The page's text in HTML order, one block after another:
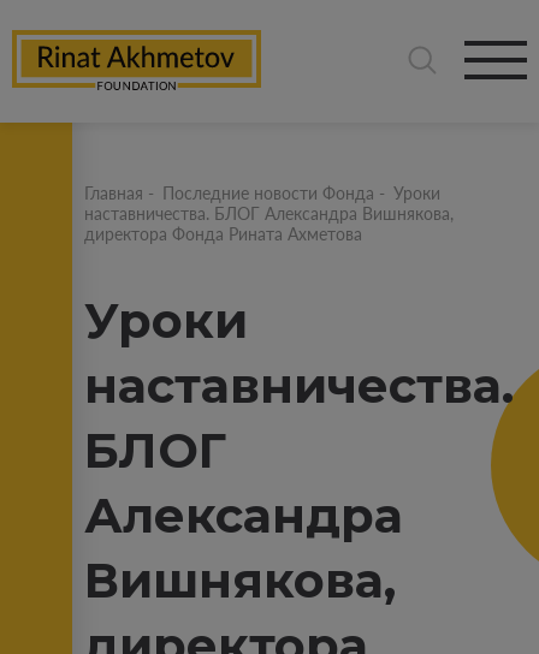
Главная - Последние новости Фонда - Уроки
наставничества. БЛОГ Александра Вишнякова,
директора Фонда Рината Ахметова
Уроки
наставничества.
БЛОГ
Александра
Вишнякова,